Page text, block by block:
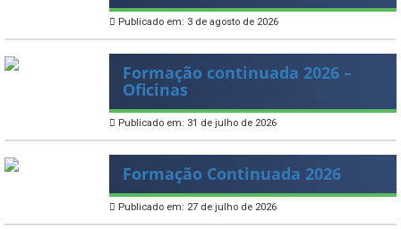
Publicado em: 3 de agosto de 2026
Formação continuada 2026 –
Oficinas
Publicado em: 31 de julho de 2026
Formação Continuada 2026
Publicado em: 27 de julho de 2026